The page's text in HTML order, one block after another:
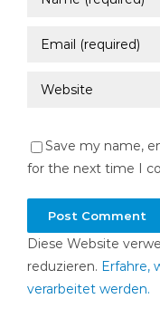
Save my name,
for the next time I
Diese Website
reduzieren. Erfahre,
verarbeitet werden.